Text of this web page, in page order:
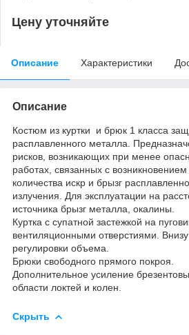
Цену уточняйте
Описание Характеристики
Описание
Костюм из куртки и брюк 1 класса
расплавленного металла.
рисков, возникающих при менее
работах, связанных с
количества искр и брызг
излучения. Для эксплуатации на
источника брызг металла, окалины.
Куртка с супатной застежкой на
вентиляционными отверстиями.
регулировки объема.
Брюки свободного прямого покроя.
Дополнительное усиление
области локтей и колен.
Скрыть